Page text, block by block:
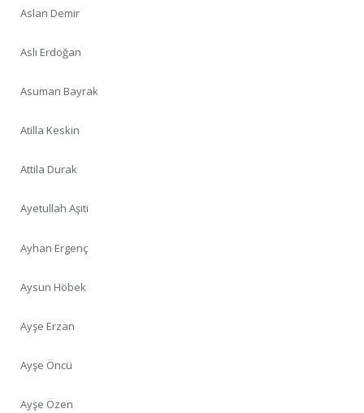
Aslan Demir
Aslı Erdoğan
Asuman Bayrak
Atilla Keskin
Attila Durak
Ayetullah Aşiti
Ayhan Ergenç
Aysun Höbek
Ayşe Erzan
Ayşe Öncü
Ayşe Özen